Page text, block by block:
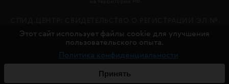
ФС 77 - 79478 ВЫДАНО РОСКОМНАДЗОРОМ 27.11.2020
18+
© СПИД.ЦЕНТР, 2016—2026 СДЕЛАНО ВCHARMER
Этот сайт использует файлы cookie для улучшения
пользовательского опыта.
Политика конфиденциальности
Принять